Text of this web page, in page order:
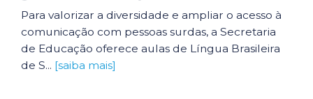
Para valorizar a diversidade e ampliar o acesso à
comunicação com pessoas surdas, a Secretaria
de Educação oferece aulas de Língua Brasileira
de S... [saiba mais]